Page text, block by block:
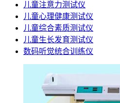
儿童注意力测试仪
儿童心理健康测试仪
儿童综合素质测试仪
儿童生长发育测试仪
数码听觉统合训练仪